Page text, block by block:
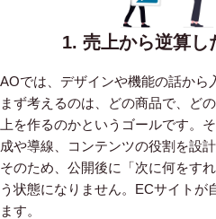
1. 売上から逆算し
AOでは、デザインや機能の話から
まず考えるのは、どの商品で、ど
上を作るのかというゴールです。
成や導線、コンテンツの役割を設計
そのため、公開後に「次に何をす
う状態になりません。ECサイトが
ます。